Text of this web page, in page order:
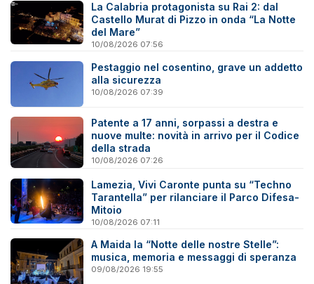
La Calabria protagonista su Rai 2: dal
Castello Murat di Pizzo in onda “La Notte
del Mare”
10/08/2026 07:56
Pestaggio nel cosentino, grave un addetto
alla sicurezza
10/08/2026 07:39
Patente a 17 anni, sorpassi a destra e
nuove multe: novità in arrivo per il Codice
della strada
10/08/2026 07:26
Lamezia, Vivi Caronte punta su “Techno
Tarantella” per rilanciare il Parco Difesa-
Mitoio
10/08/2026 07:11
A Maida la “Notte delle nostre Stelle”:
musica, memoria e messaggi di speranza
09/08/2026 19:55